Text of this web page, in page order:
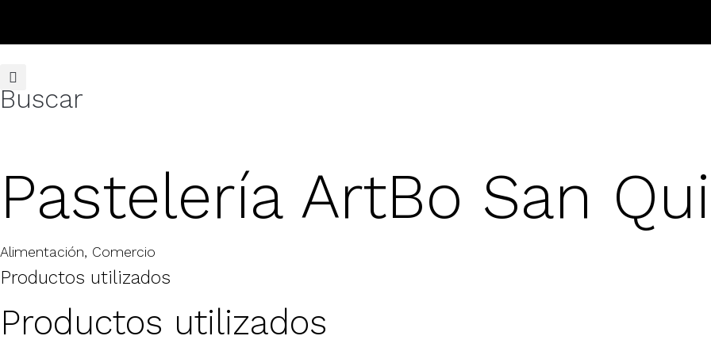
Buscar
Pastelería ArtBo San
Alimentación, Comercio
Productos utilizados
Productos utilizados